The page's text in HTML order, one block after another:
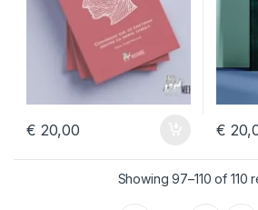
€ 20,00 €
Showing 97–110 of 110